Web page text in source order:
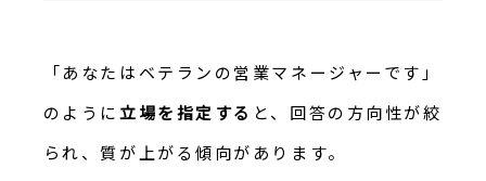
「あなたはベテランの営業マネージャーです」
のように立場を指定する と、回答の方向性が絞
られ、質が上がる傾向があります。